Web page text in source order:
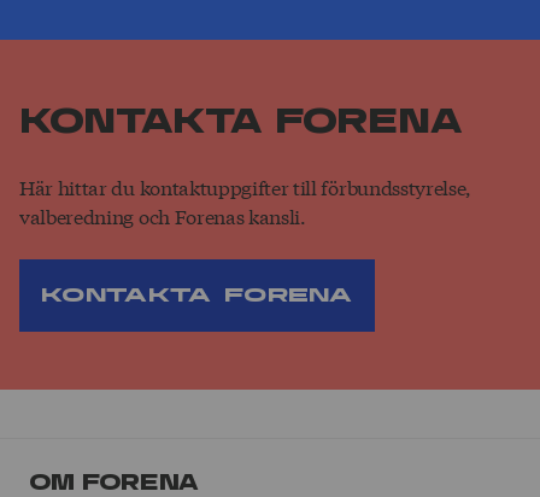
Kontakta Forena
Här hittar du kontaktuppgifter till förbundsstyrelse,
valberedning och Forenas kansli.
Kontakta Forena
Om Forena